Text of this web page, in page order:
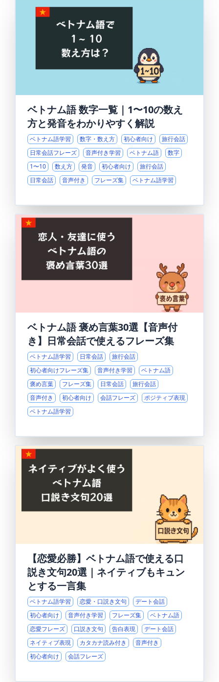
ベトナム語 数字一覧｜1〜10の数え
方と発音をわかりやすく解説
ベトナム語学習 数字・数え方 初心者向け
旅行会話
日常会話フレーズ
音声付き学習 ベトナム語
数字
1〜10
数え方 発音 初心者向け
旅行会話
日常会話
音声付き フレーズ集 ベトナム語学習
ベトナム語 褒め言葉30選【音声付
き】日常会話で使えるフレーズ集
ベトナム語学習 日常会話
旅行会話
初心者向けフレーズ集
音声付き学習
ベトナム語
褒め言葉
フレーズ集 日常会話
旅行会話
音声付き
初心者向け 会話フレーズ
ポジティブ表現
ベトナム語学習
【恋愛必勝】ベトナム語で使える口
説き文句20選｜ネイティブもキュン
とする一言集
ベトナム語学習 恋愛・口説き文句
デート会話
初心者向け
音声付き学習 フレーズ集
ベトナム語
恋愛フレーズ
口説き文句 告白表現
デート会話
ネイティブ表現
カタカナ読み付き
音声付き
初心者向け
会話フレーズ